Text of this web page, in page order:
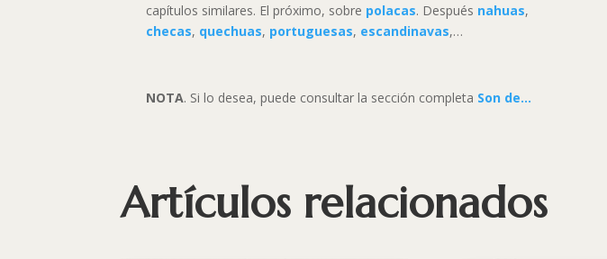
capítulos similares. El próximo, sobre polacas. Después nahuas,
checas, quechuas, portuguesas, escandinavas,…
NOTA. Si lo desea, puede consultar la sección completa Son de…
Artículos relacionados